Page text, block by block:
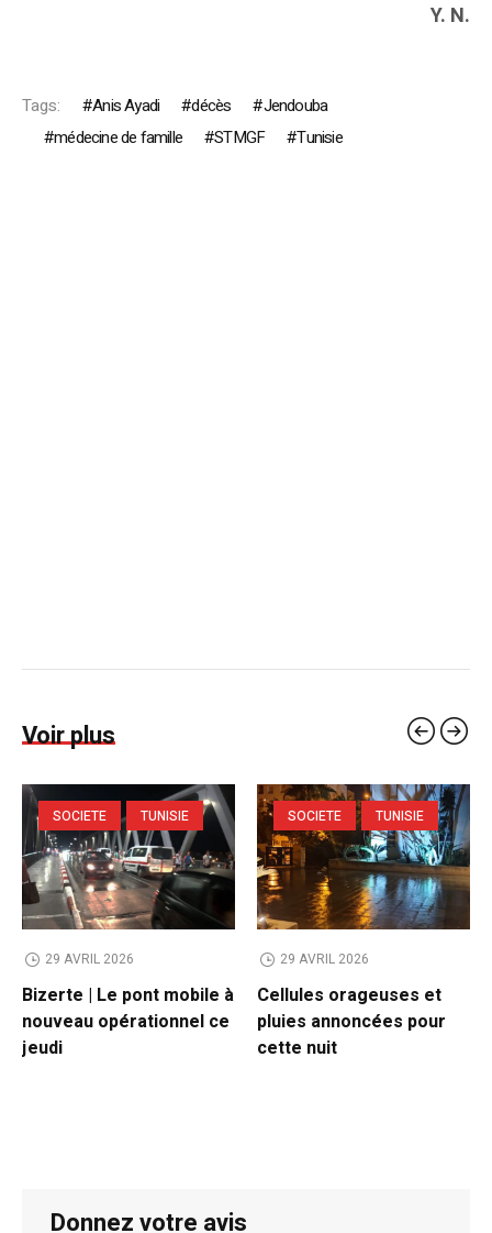
Y. N.
Tags: Anis Ayadi décès
Jendouba
médecine de famille
STMGF Tunisie
Voir plus
SOCIETE TUNISIE
29 AVRIL 2026
Bizerte | Le pont mobile à
nouveau opérationnel ce
jeudi
SOCIETE TUNISIE
29 AVRIL 2026
Cellules orageuses et
pluies annoncées pour
cette nuit
Donnez votre avis